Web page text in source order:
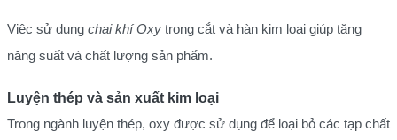
Việc sử dụng chai khí Oxy trong cắt và hàn kim loại giúp tăng
năng suất và chất lượng sản phẩm.
Luyện thép và sản xuất kim loại
Trong ngành luyện thép, oxy được sử dụng để loại bỏ các tạp chất